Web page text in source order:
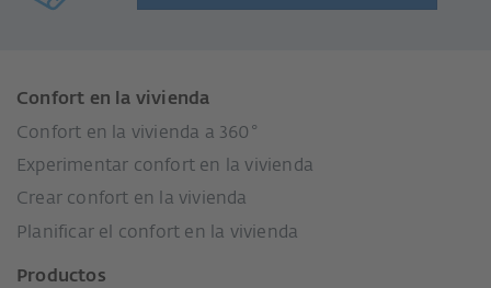
Confort en la vivienda
Confort en la vivienda a 360°
Experimentar confort en la vivienda
Crear confort en la vivienda
Planificar el confort en la vivienda
Productos